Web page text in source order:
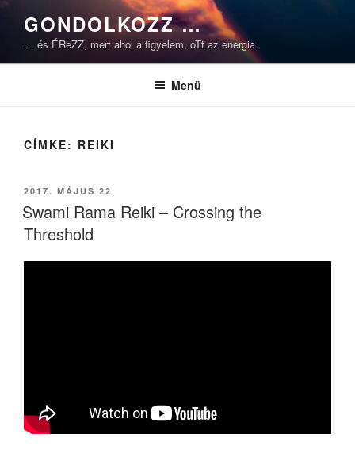
Tartalomhoz
GONDOLKOZZ …
… és ÉReZZ, mert ahol a figyelem, oTt az energia.
Menü
CÍMKE: REIKI
BEKÜLDVE:
2017. MÁJUS 22.
Swami Rama Reiki – Crossing the
Threshold